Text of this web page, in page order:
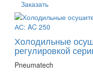
Заказать
Холодильные
регулировкой
Pneumatech